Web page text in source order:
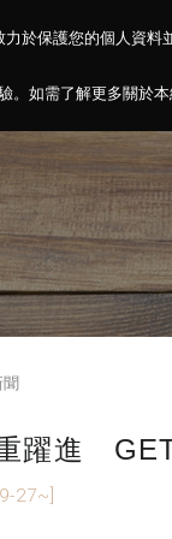
於保護您的個人資
。如需了解更多關於
神基投控
躍進
27~]